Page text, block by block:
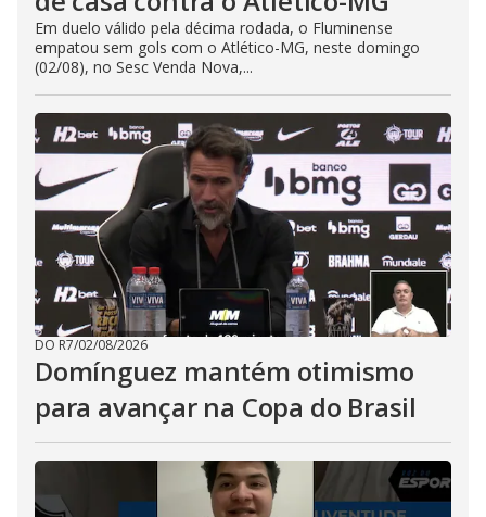
Em duelo válido pela décima rodada, o Fluminense
empatou sem gols com o Atlético-MG, neste domingo
(02/08), no Sesc Venda Nova,...
DO R7/02/08/2026
Domínguez mantém otimismo
para avançar na Copa do Brasil